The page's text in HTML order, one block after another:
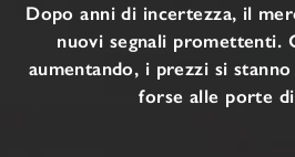
Dopo anni di incertezza, il
nuovi segnali promettenti.
aumentando, i prezzi si
forse alle porte